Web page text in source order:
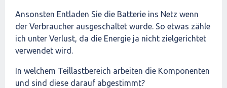
Ansonsten Entladen Sie die Batterie ins Netz wenn
der Verbraucher ausgeschaltet wurde. So etwas zähle
ich unter Verlust, da die Energie ja nicht zielgerichtet
verwendet wird.
In welchem Teillastbereich arbeiten die Komponenten
und sind diese darauf abgestimmt?